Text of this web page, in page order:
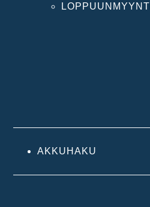
LOPPUUNMYYNTI
AKKUHAKU